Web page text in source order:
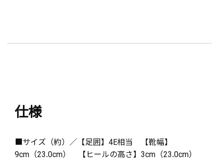
仕様
■サイズ（約）／【足囲】4E相当 【靴幅】
9cm（23.0cm） 【ヒールの高さ】3cm（23.0cm）